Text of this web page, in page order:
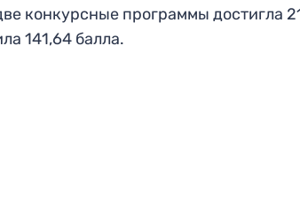
конкурсные программы достигла
141,64 балла.